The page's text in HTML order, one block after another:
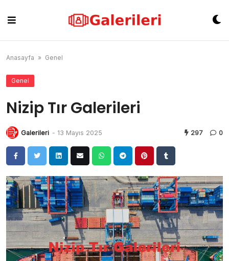
content
Anasayfa » Genel
Genel
Nizip Tır Galerileri
Galerileri - 13 Mayıs 2025 297 0